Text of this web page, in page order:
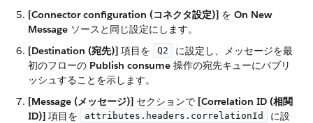
[Connector configuration (コネクタ設定)] ​ を ​ On New
Message ​ ソースと同じ設定にします。
[Destination (宛先)] ​ 項目を ​ Q2
​ に設定し、メッセージを最
初のフローの ​ Publish consume ​ 操作の宛先キューにパブリ
ッシュすることを示します。
[Message (メッセージ)] ​ セクションで ​ [Correlation ID (相関
ID)] ​ 項目を ​ attributes.headers.correlationId
​ に設